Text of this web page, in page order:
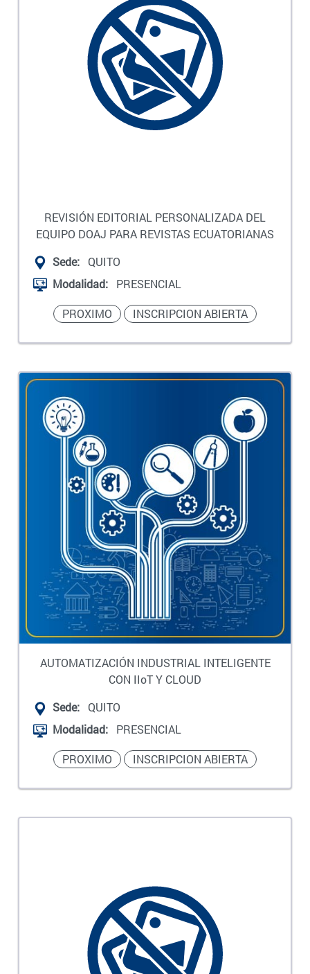
REVISIÓN EDITORIAL PERSONALIZADA DEL
EQUIPO DOAJ PARA REVISTAS ECUATORIANAS
Sede:
QUITO
Modalidad:
PRESENCIAL
PROXIMO INSCRIPCION ABIERTA
AUTOMATIZACIÓN INDUSTRIAL INTELIGENTE
CON IIoT Y CLOUD
Sede:
QUITO
Modalidad:
PRESENCIAL
PROXIMO INSCRIPCION ABIERTA